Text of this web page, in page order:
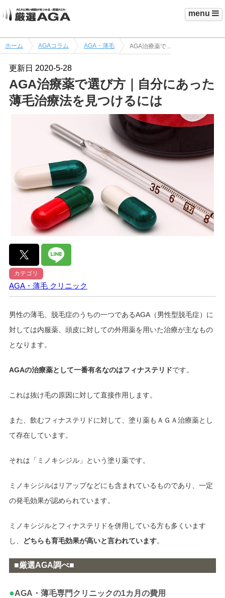
menu
ホーム AGAコラム AGA・薄毛 AGA治療薬で...
更新日 2020-5-28
AGA治療薬で選び方｜自分にあった
薄毛治療法を見つけるには
カテゴリ
AGA・薄毛 クリニック
男性の薄毛、脱毛症のうちの一つであるAGA（男性型脱毛症）に
対しては内服薬、頭皮に対しての外用薬を用いた治療が主なもの
となります。
AGAの治療薬として一番有名なのはフィナステリドです。
これは抜け毛の原因に対して直接作用します。
また、飲むフィナステリドに対して、塗り薬もＡＧＡ治療薬とし
て存在しています。
それは「ミノキシジル」という塗り薬です。
ミノキシジルはリアップなどにも含まれているものであり、一定
の発毛効果が認められています。
ミノキシジルとフィナステリドを併用している方も多くいます
し、
どちらも育毛効果が高いと言われています。
■厳選AGA調べ■
●AGA・薄毛専門クリニックの1カ月の費用